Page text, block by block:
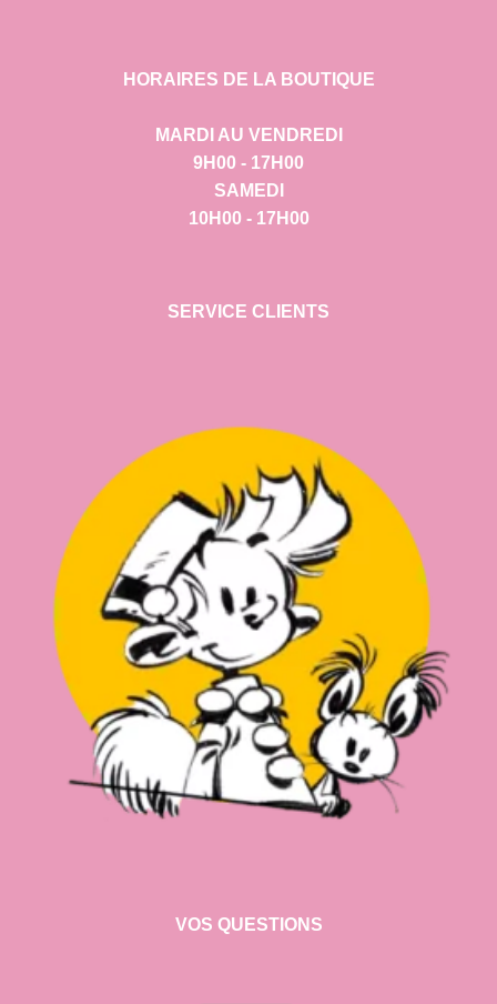
HORAIRES DE LA BOUTIQUE
MARDI AU VENDREDI
9H00 - 17H00
SAMEDI
10H00 - 17H00
SERVICE CLIENTS
VOS QUESTIONS